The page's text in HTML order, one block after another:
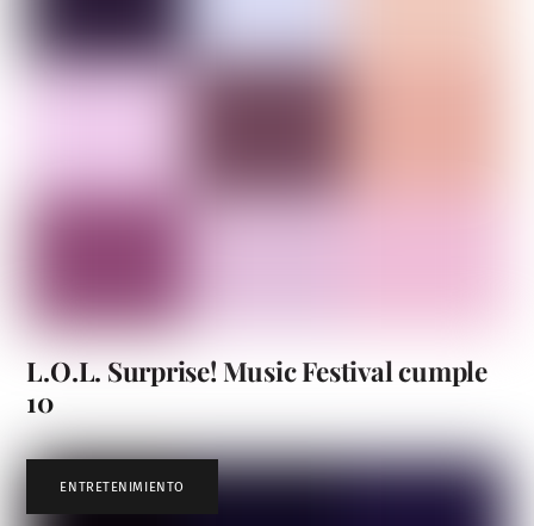
L.O.L. Surprise! Music Festival cumple
10
ENTRETENIMIENTO